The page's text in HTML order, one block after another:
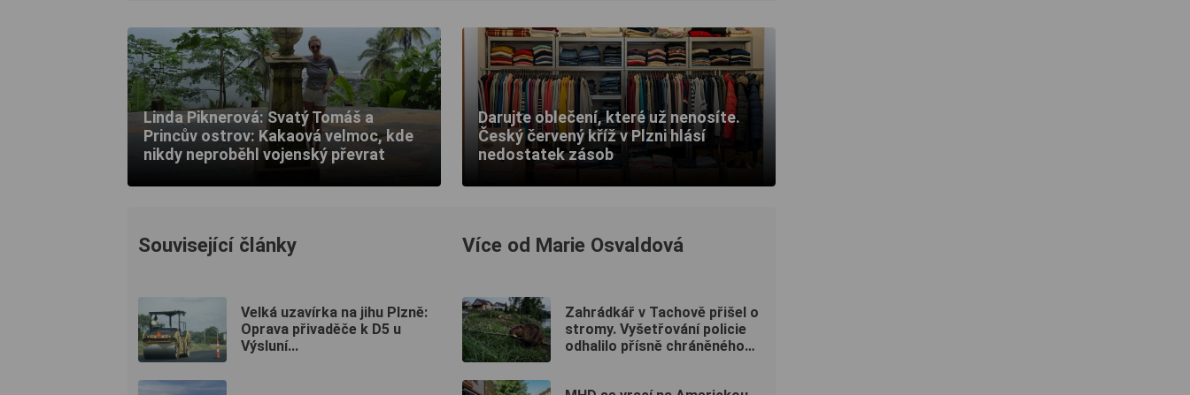
Linda Piknerová: Svatý Tomáš a
Princův ostrov: Kakaová velmoc, kde
nikdy neproběhl vojenský převrat
Darujte oblečení, které už nenosíte.
Český červený kříž v Plzni hlásí
nedostatek zásob
Související články
Velká uzavírka na jihu Plzně:
Oprava přivaděče k D5 u
Výsluní...
Více od Marie Osvaldová
Zahrádkář v Tachově přišel o
stromy. Vyšetřování policie
odhalilo přísně chráněného